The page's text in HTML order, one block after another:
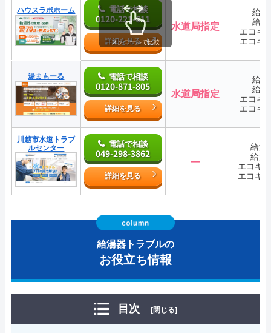
ハウスラボホーム 電話で相談
0120-221-611
詳細を見る
水道局指定
給
給
エコキ
エコキ
湯まもーる 電話で相談
0120-871-805
詳細を見る
水道局指定
給
給
エコキ
エコキ
川越市水道トラブ
ルセンター
電話で相談
049-298-3862
詳細を見る
―
給湯
給湯
エコキ
エコキ
スクロールで比較
給湯器トラブルの
お役立ち情報
目次 [閉じる]